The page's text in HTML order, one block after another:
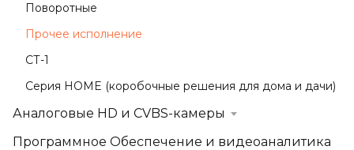
Поворотные
Прочее исполнение
СТ-1
Серия HOME (коробочные решения для дома и дачи)
Аналоговые HD и CVBS-камеры
Программное Обеспечение и видеоаналитика